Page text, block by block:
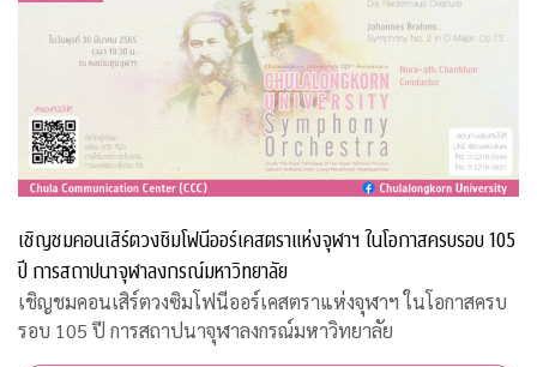
เชิญชมคอนเสิร์ตวงซิมโฟนีออร์เคสตราแห่งจุฬาฯ ในโอกาสครบรอบ 105
ปี การสถาปนาจุฬาลงกรณ์มหาวิทยาลัย
เชิญชมคอนเสิร์ตวงซิมโฟนีออร์เคสตราแห่งจุฬาฯ ในโอกาสครบ
รอบ 105 ปี การสถาปนาจุฬาลงกรณ์มหาวิทยาลัย